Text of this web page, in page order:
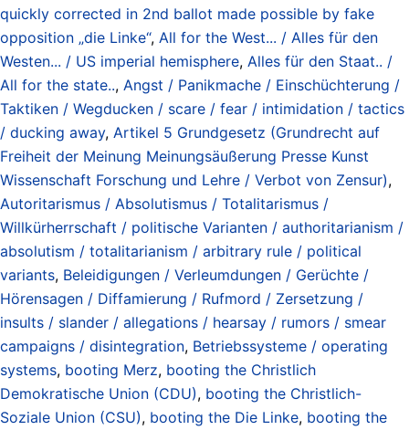
quickly corrected in 2nd ballot made possible by fake
opposition „die Linke“, All for the West... / Alles für den
Westen... / US imperial hemisphere, Alles für den Staat.. /
All for the state.., Angst / Panikmache / Einschüchterung /
Taktiken / Wegducken / scare / fear / intimidation / tactics
/ ducking away, Artikel 5 Grundgesetz (Grundrecht auf
Freiheit der Meinung Meinungsäußerung Presse Kunst
Wissenschaft Forschung und Lehre / Verbot von Zensur),
Autoritarismus / Absolutismus / Totalitarismus /
Willkürherrschaft / politische Varianten / authoritarianism /
absolutism / totalitarianism / arbitrary rule / political
variants, Beleidigungen / Verleumdungen / Gerüchte /
Hörensagen / Diffamierung / Rufmord / Zersetzung /
insults / slander / allegations / hearsay / rumors / smear
campaigns / disintegration, Betriebssysteme / operating
systems, booting Merz, booting the Christlich
Demokratische Union (CDU), booting the Christlich-
Soziale Union (CSU), booting the Die Linke, booting the